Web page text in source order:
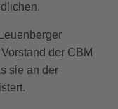
der CBM
sie an der